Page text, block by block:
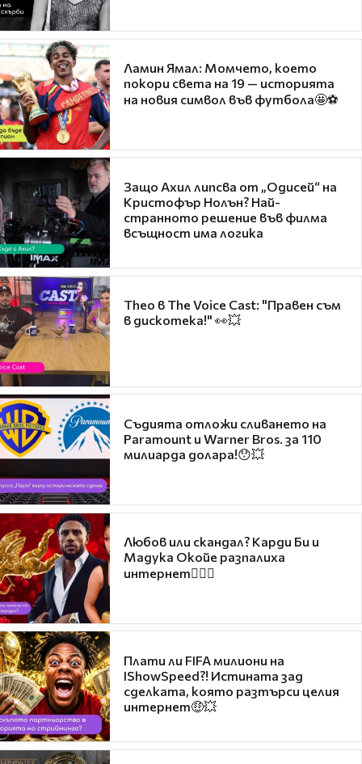
Ламин Ямал: Момчето, което
покори света на 19 — историята
на новия символ във футбола🤩⚽
Защо Ахил липсва от „Одисей“ на
Кристофър Нолън? Най-
странното решение във филма
всъщност има логика
Theo в The Voice Cast: "Правен съм
в дискотека!" 👀💥
Съдията отложи сливането на
Paramount и Warner Bros. за 110
милиарда долара!😯💥
Любов или скандал? Карди Би и
Мадука Окойе разпалиха
интернет❤️‍🔥🔥
Плати ли FIFA милиони на
IShowSpeed?! Истината зад
сделката, която разтърси целия
интернет🤑💥